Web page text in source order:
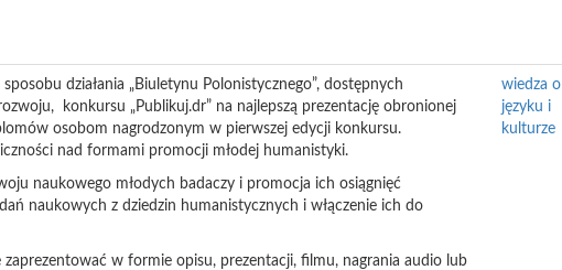
działania „Biuletynu Polonistycznego”, dostępnych
konkursu „Publikuj.dr” na najlepszą prezentację obronionej
osobom nagrodzonym w pierwszej edycji konkursu.
nad formami promocji młodej humanistyki.
naukowego młodych badaczy i promocja ich osiągnięć
naukowych z dziedzin humanistycznych i włączenie ich do
w formie opisu, prezentacji, filmu, nagrania audio lub
wiedza o
języku i
kulturze